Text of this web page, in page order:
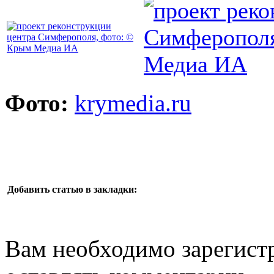
Фото: krymedia.ru
Добавить статью в закладки:
Вам необходимо